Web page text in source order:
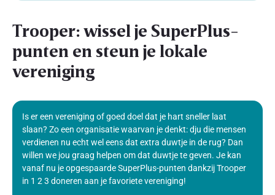
Trooper: wissel je SuperPlus-
punten en steun je lokale
vereniging
Is er een vereniging of goed doel dat je hart sneller laat
slaan? Zo een organisatie waarvan je denkt: dju die mensen
verdienen nu echt wel eens dat extra duwtje in de rug? Dan
willen we jou graag helpen om dat duwtje te geven. Je kan
vanaf nu je opgespaarde SuperPlus-punten dankzij Trooper
in 1 2 3 doneren aan je favoriete vereniging!